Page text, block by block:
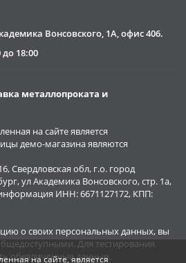
на сайте, является
Вонсовского, 1А, офис 406.
18:00
металлопроката и
на сайте является
демо-магазина являются
Свердловская обл, г.о. город
ул Академика Вонсовского, стр. 1а,
ИНН: 6671127172, КПП:
о своих персональных данных, вы
Для тестирования
обезличенные данные.